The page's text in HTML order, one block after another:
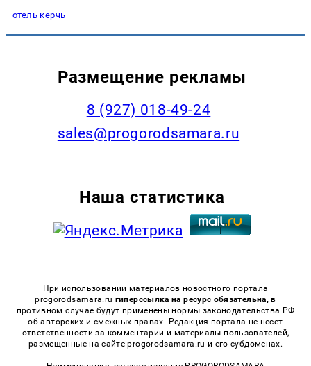
отель керчь
Размещение рекламы
8 (927) 018-49-24
sales@progorodsamara.ru
Наша статистика
При использовании материалов новостного портала
progorodsamara.ru гиперссылка на ресурс обязательна, в
противном случае будут применены нормы законодательства РФ
об авторских и смежных правах. Редакция портала не несет
ответственности за комментарии и материалы пользователей,
размещенные на сайте progorodsamara.ru и его субдоменах.